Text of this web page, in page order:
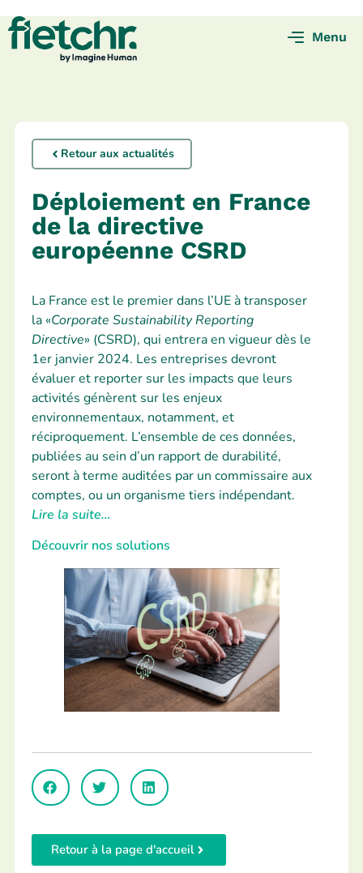
Menu
Retour aux actualités
Déploiement en France
de la directive
européenne CSRD
La France est le premier dans l’UE à transposer
la «Corporate Sustainability Reporting
Directive» (CSRD), qui entrera en vigueur dès le
1er janvier 2024. Les entreprises devront
évaluer et reporter sur les impacts que leurs
activités génèrent sur les enjeux
environnementaux, notamment, et
réciproquement. L’ensemble de ces données,
publiées au sein d’un rapport de durabilité,
seront à terme auditées par un commissaire aux
comptes, ou un organisme tiers indépendant.
Lire la suite…
Découvrir nos solutions
Retour à la page d'accueil